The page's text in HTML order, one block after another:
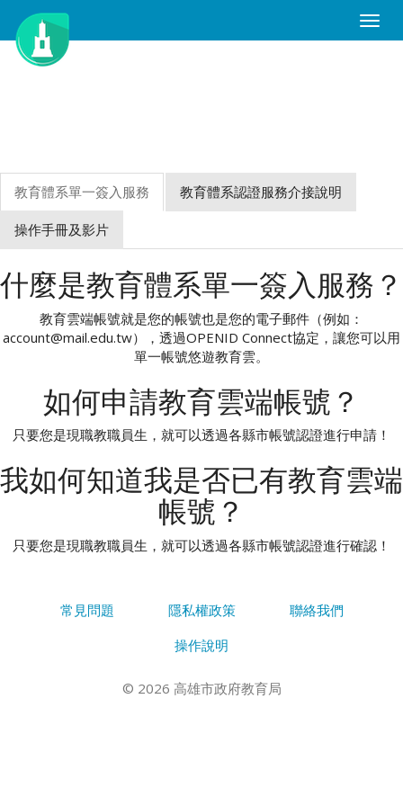
Toggle
教育體系單一簽入服務 教育體系認證服務介接說明
操作手冊及影片
什麼是教育體系單一簽入服務？
教育雲端帳號就是您的帳號也是您的電子郵件（例如：
account@mail.edu.tw），透過OPENID Connect協定，讓您可以用
單一帳號悠遊教育雲。
如何申請教育雲端帳號？
只要您是現職教職員生，就可以透過各縣市帳號認證進行申請！
我如何知道我是否已有教育雲端
帳號？
只要您是現職教職員生，就可以透過各縣市帳號認證進行確認！
常見問題 隱私權政策
聯絡我們
操作說明
© 2026 高雄市政府教育局